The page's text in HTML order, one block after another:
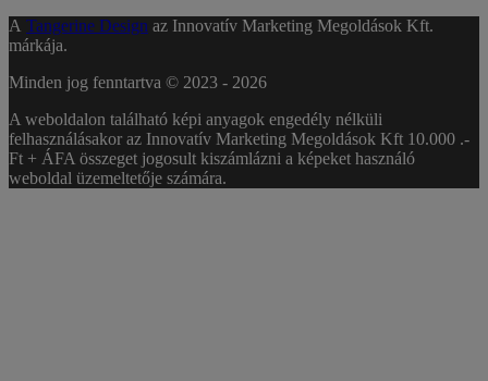
A Tangerine Design az Innovatív Marketing Megoldások Kft.
márkája.
Minden jog fenntartva © 2023 - 2026
A weboldalon található képi anyagok engedély nélküli
felhasználásakor az Innovatív Marketing Megoldások Kft 10.000 .-
Ft + ÁFA összeget jogosult kiszámlázni a képeket használó
weboldal üzemeltetője számára.